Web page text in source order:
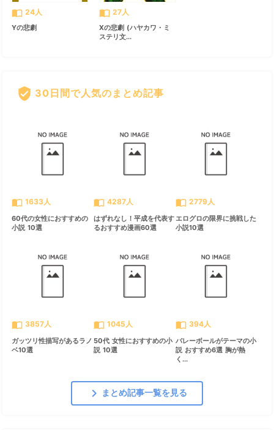
import_contacts 24人
Yの悲劇
import_contacts 27人
Xの悲劇 (ハヤカワ・ミ
ステリ文...
verified_user 30日間で人気のまとめ記事
import_contacts 1633人
60代の女性におすすめの
小説 10選
import_contacts 4287人
はずれなし！平成を代表す
るおすすめ漫画60選
import_contacts 2779人
エログロの限界に挑戦した
小説10選
import_contacts 3857人
ガッツリ性描写があるラノ
ベ10選
import_contacts 1045人
50代 女性におすすめの小
説 10選
import_contacts 394人
バレーボールがテーマの小
説 おすすめ6選 胸が熱
く...
chevron_right まとめ記事一覧を見る